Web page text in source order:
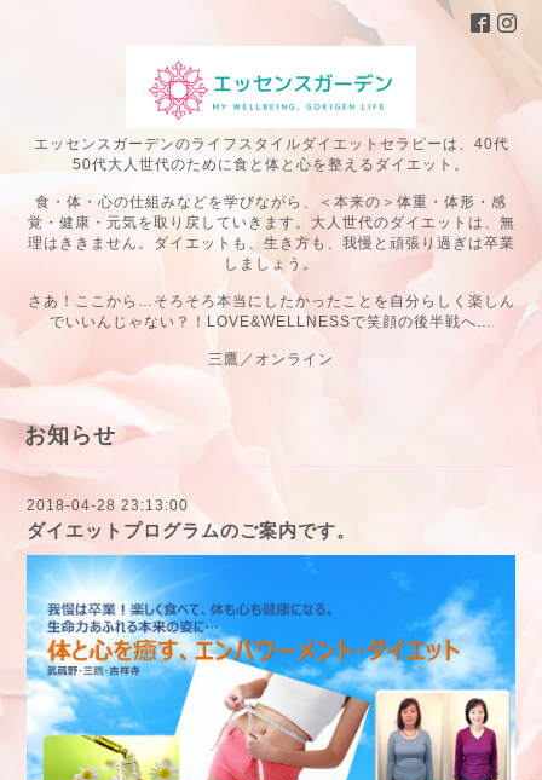
エッセンスガーデンのライフスタイルダイエットセラピーは、40代
50代大人世代のために食と体と心を整えるダイエット。
食・体・心の仕組みなどを学びながら、＜本来の＞体重・体形・感
覚・健康・元気を取り戻していきます。大人世代のダイエットは、無
理はききません。ダイエットも、生き方も、我慢と頑張り過ぎは卒業
しましょう。
さあ！ここから…そろそろ本当にしたかったことを自分らしく楽しん
でいいんじゃない？！LOVE&WELLNESSで笑顔の後半戦へ…
三鷹／オンライン
お知らせ
2018-04-28 23:13:00
ダイエットプログラムのご案内です。